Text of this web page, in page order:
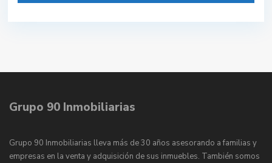
Grupo 90 Inmobiliarias
Grupo 90 Inmobiliarias lleva más de 30 años asesorando a familias y
empresas en la venta y adquisición de sus inmuebles. También somos